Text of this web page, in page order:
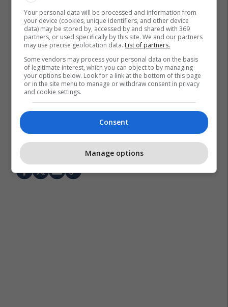
Katedralja Notre Dame Edouard Philippe
Kulmi
Francë
Your personal data will be processed and information from
your device (cookies, unique identifiers, and other device
data) may be stored by, accessed by and shared with 369
partners, or used specifically by this site. We and our partners
may use precise geolocation data. List of partners.
Some vendors may process your personal data on the basis
of legitimate interest, which you can object to by managing
your options below. Look for a link at the bottom of this page
or in the site menu to manage or withdraw consent in privacy
and cookie settings.
Consent
Manage options